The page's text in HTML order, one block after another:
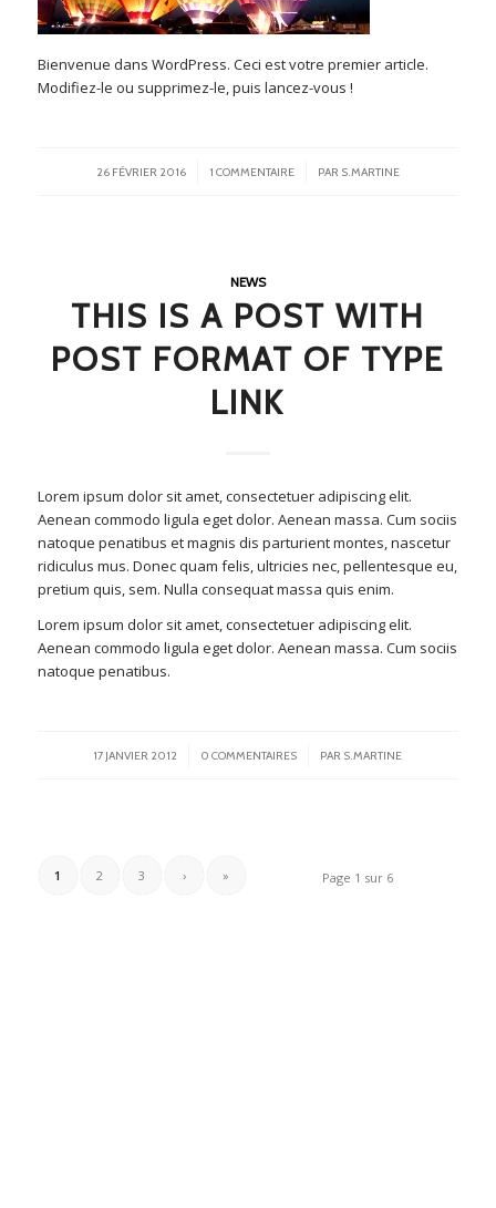
Bienvenue dans WordPress. Ceci est votre premier article.
Modifiez-le ou supprimez-le, puis lancez-vous !
26 FÉVRIER 2016
/ 1 COMMENTAIRE
/ PAR S.MARTINE
NEWS
THIS IS A POST WITH
POST FORMAT OF TYPE
LINK
Lorem ipsum dolor sit amet, consectetuer adipiscing elit.
Aenean commodo ligula eget dolor. Aenean massa. Cum sociis
natoque penatibus et magnis dis parturient montes, nascetur
ridiculus mus. Donec quam felis, ultricies nec, pellentesque eu,
pretium quis, sem. Nulla consequat massa quis enim.
Lorem ipsum dolor sit amet, consectetuer adipiscing elit.
Aenean commodo ligula eget dolor. Aenean massa. Cum sociis
natoque penatibus.
17 JANVIER 2012
/ 0 COMMENTAIRES
/ PAR S.MARTINE
Page 1 sur 6
1 2 3 › »